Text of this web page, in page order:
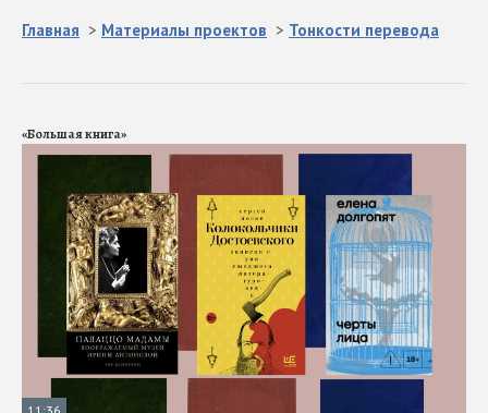
Главная > Материалы проектов > Тонкости перевода
«Большая книга»